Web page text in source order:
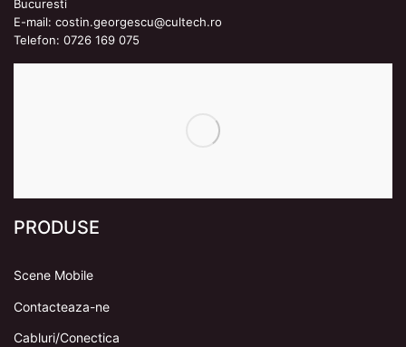
Bucuresti
E-mail: costin.georgescu@cultech.ro
Telefon: 0726 169 075
PRODUSE
Scene Mobile
Contacteaza-ne
Cabluri/Conectica